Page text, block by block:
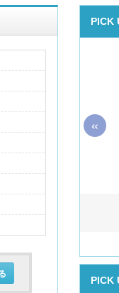
PICK
の活用実務 ～事
める助成金提案
«
PICK